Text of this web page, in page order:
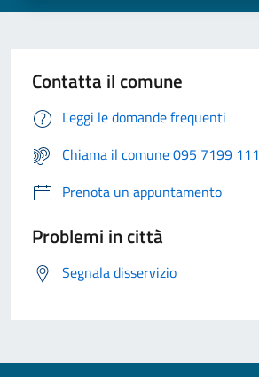
Contatta il comune
Leggi le domande frequenti
Chiama il comune 095 7199 111
Prenota un appuntamento
Problemi in città
Segnala disservizio